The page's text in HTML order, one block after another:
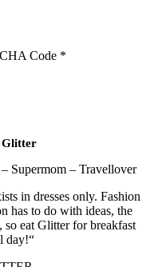
Code *
Glitter
in dresses only. Fashion
has to do with ideas, the
eat Glitter for breakfast
day!“